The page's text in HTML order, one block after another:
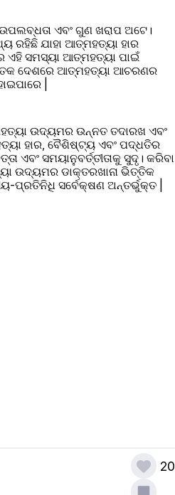
ଏବଂ ଗୁଣ ଖରାପ ଅଟେ।
ରହିଛି ଯାହା ଆତ୍ମହତ୍ୟା ହାର
ସମସ୍ୟା ଆତ୍ମହତ୍ୟା ପାଇଁ
ଦେଶରେ ଆତ୍ମହତ୍ୟା ଆଚରଣର
|
ଉଦ୍ୟମର ଉନ୍ନତ ତଦାରଖ ଏବଂ
ହାର, ବୈଶିଷ୍ଟ୍ୟ ଏବଂ ପଦ୍ଧତିର
ସମୟାନୁବର୍ତ୍ତୀତାକୁ ସୁଦୃ। କରିବା
ଉଦ୍ୟମର ଡାକ୍ତରଖାନା ଭିତ୍ତିକ
ପ୍ରତିନିଧି ସର୍ବେକ୍ଷଣ ଅନ୍ତର୍ଭୁକ୍ତ |
20